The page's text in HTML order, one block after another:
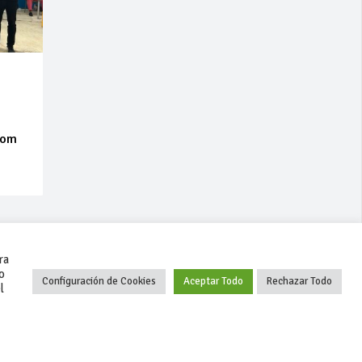
+34 627 35 00 36
Configuración de Cookies Aceptar Todo Rechazar Todo